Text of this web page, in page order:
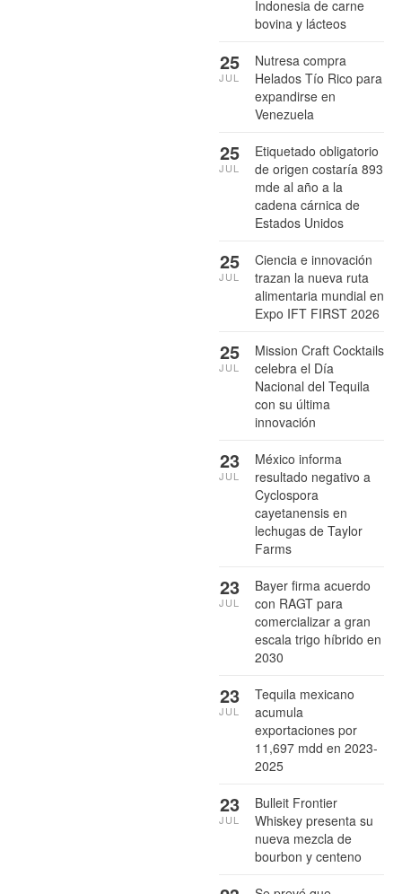
Indonesia de carne
bovina y lácteos
Nutresa compra
Helados Tío Rico para
expandirse en
Venezuela
25
JUL
Etiquetado obligatorio
de origen costaría 893
mde al año a la
cadena cárnica de
Estados Unidos
25
JUL
Ciencia e innovación
trazan la nueva ruta
alimentaria mundial en
Expo IFT FIRST 2026
25
JUL
Mission Craft Cocktails
celebra el Día
Nacional del Tequila
con su última
innovación
25
JUL
México informa
resultado negativo a
Cyclospora
cayetanensis en
lechugas de Taylor
Farms
23
JUL
Bayer firma acuerdo
con RAGT para
comercializar a gran
escala trigo híbrido en
2030
23
JUL
Tequila mexicano
acumula
exportaciones por
11,697 mdd en 2023-
2025
23
JUL
Bulleit Frontier
Whiskey presenta su
nueva mezcla de
bourbon y centeno
23
JUL